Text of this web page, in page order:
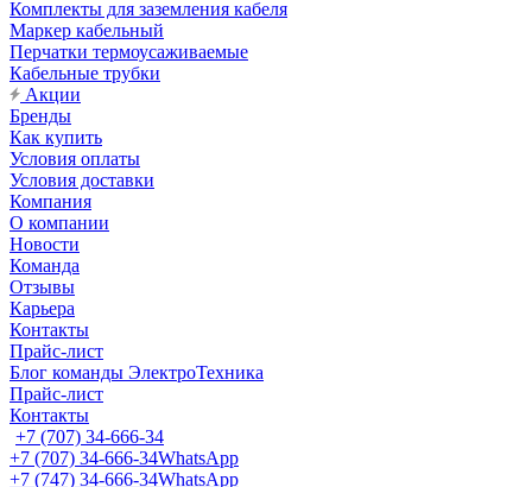
Комплекты для заземления кабеля
Маркер кабельный
Перчатки термоусаживаемые
Кабельные трубки
Акции
Бренды
Как купить
Условия оплаты
Условия доставки
Компания
О компании
Новости
Команда
Отзывы
Карьера
Контакты
Прайс-лист
Блог команды ЭлектроТехника
Прайс-лист
Контакты
+7 (707) 34-666-34
+7 (707) 34-666-34WhatsApp
+7 (747) 34-666-34WhatsApp